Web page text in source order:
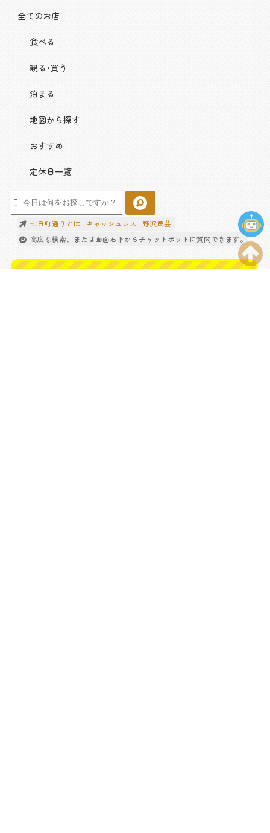
全てのお店
食べる
観る･買う
泊まる
地図から探す
おすすめ
定休日一覧
七日町通りとは キャッシュレス
野沢民芸
高度な検索、または画面右下からチャットボットに質問できます。